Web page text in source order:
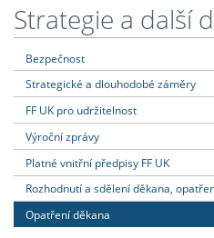
Strategie a další
Bezpečnost
Strategické a dlouhodobé záměry
FF UK pro udržitelnost
Výroční zprávy
Platné vnitřní předpisy FF UK
Rozhodnutí a sdělení děkana,
Opatření děkana